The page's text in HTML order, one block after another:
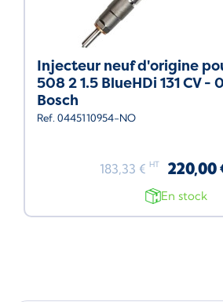
Injecteur neuf d'origine
508 2 1.5 BlueHDi 131 CV -
Bosch
Ref. 0445110954-NO
183,33 € HT 220,00
En stock